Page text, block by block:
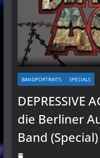
BANDPORTRAITS SPECIALS
DEPRESSIVE
die Berliner
Band (Special)